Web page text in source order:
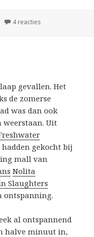
4 reacties
gevallen. Het
de zomerse
was dan ook
Uit
gekocht bij
mall van
Nolita
Slaughters
ontspanning.
al ontspannend
halve minuut in,